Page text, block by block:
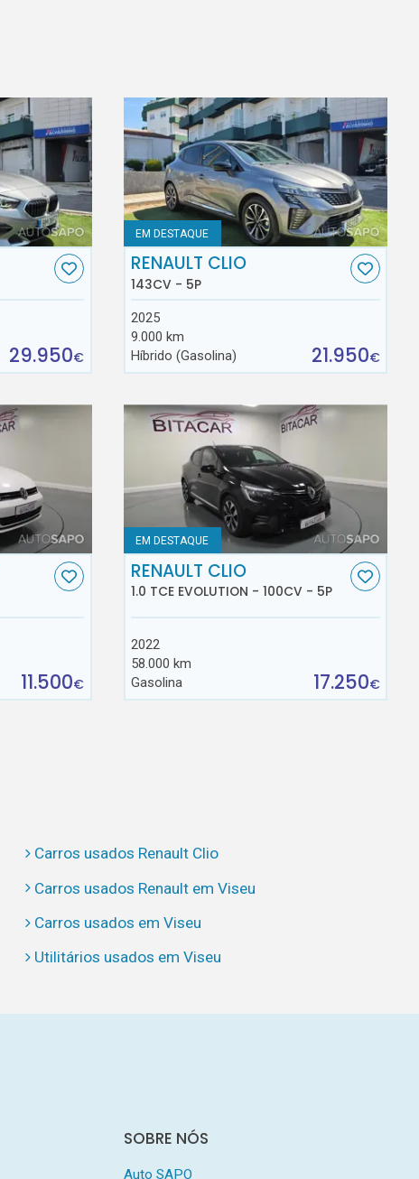
29.950€
EM DESTAQUE
RENAULT CLIO
143CV - 5P
2025
9.000 km
Híbrido (Gasolina)
21.950€
11.500€
EM DESTAQUE
RENAULT CLIO
1.0 TCE EVOLUTION - 100CV - 5P
2022
58.000 km
Gasolina
17.250€
Carros usados Renault Clio
Carros usados Renault em Viseu
Carros usados em Viseu
Utilitários usados em Viseu
SOBRE NÓS
Auto SAPO